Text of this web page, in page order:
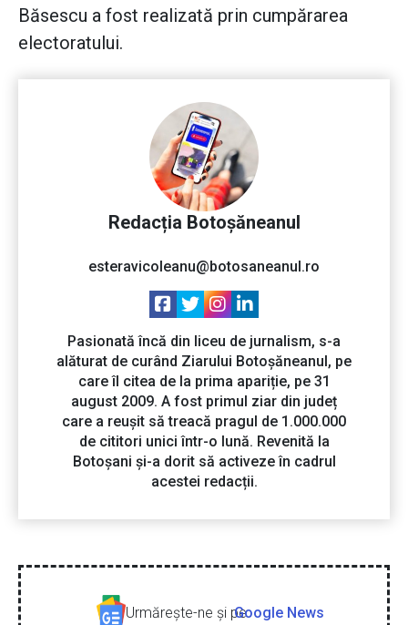
Băsescu a fost realizată prin cumpărarea
electoratului.
Redacția Botoșăneanul
esteravicoleanu@botosaneanul.ro
Pasionată încă din liceu de jurnalism, s-a
alăturat de curând Ziarului Botoșăneanul, pe
care îl citea de la prima apariție, pe 31
august 2009. A fost primul ziar din județ
care a reușit să treacă pragul de 1.000.000
de cititori unici într-o lună. Revenită la
Botoșani și-a dorit să activeze în cadrul
acestei redacții.
Urmăreşte-ne şi peGoogle News